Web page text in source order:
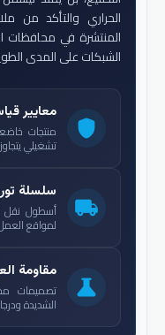
الحراري والتأكد من
المنتشرة في محافظات
الشبكات على المدى
shield
معايير
منتجات
تشغيلي يتجاوز 50 عاماً.
local_shipping
سلسلة
أسطول نقل
لمواقع
science
مقاومة
تصميمات
الشديدة